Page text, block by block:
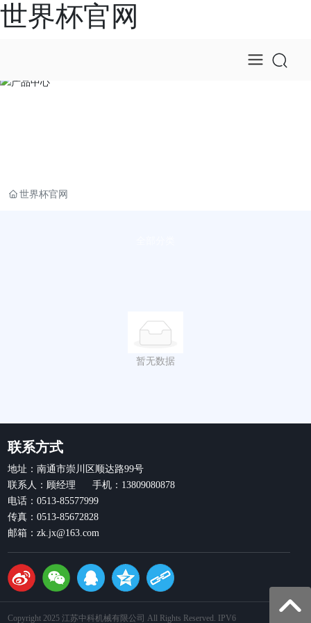
世界杯官网
世界杯官网
暂无数据
联系方式
地址：南通市崇川区顺达路99号
联系人：顾经理 手机：13809080878
电话：0513-85577999
传真：0513-85672828
邮箱：zk.jx@163.com
Copyright 2025 江苏中科机械有限公司 All Rights Reserved. IPV6